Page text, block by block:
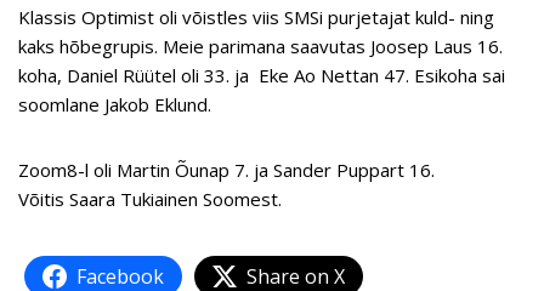
Klassis Optimist oli võistles viis SMSi purjetajat kuld- ning
kaks hõbegrupis. Meie parimana saavutas Joosep Laus 16.
koha, Daniel Rüütel oli 33. ja Eke Ao Nettan 47. Esikoha sai
soomlane Jakob Eklund.
Zoom8-l oli Martin Õunap 7. ja Sander Puppart 16.
Võitis Saara Tukiainen Soomest.
Facebook
Share on X